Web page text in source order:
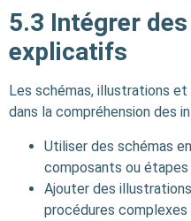
5.3 Intégrer
explicatifs
Les schémas, illustrations
dans la compréhension des
Utiliser des schémas
composants ou étapes
Ajouter des
procédures